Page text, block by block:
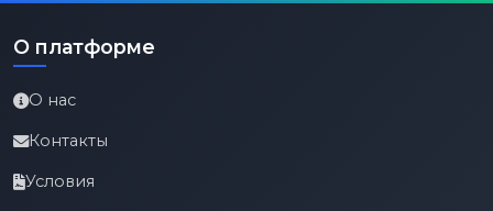
О платформе
О нас
Контакты
Условия